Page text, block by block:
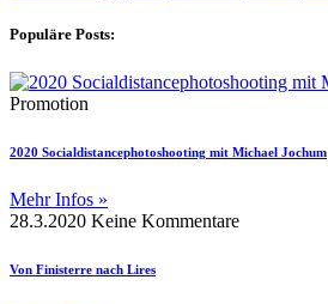
Populäre Posts:
Promotion
2020 Socialdistancephotoshooting mit Michael Jochum
Mehr Infos »
28.3.2020 Keine Kommentare
Von Finisterre nach Lires